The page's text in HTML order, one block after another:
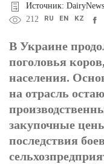
Источник:
212
RU EN KZ
В Украине
поголовья
населения.
на отрасль
закупочные
последствия